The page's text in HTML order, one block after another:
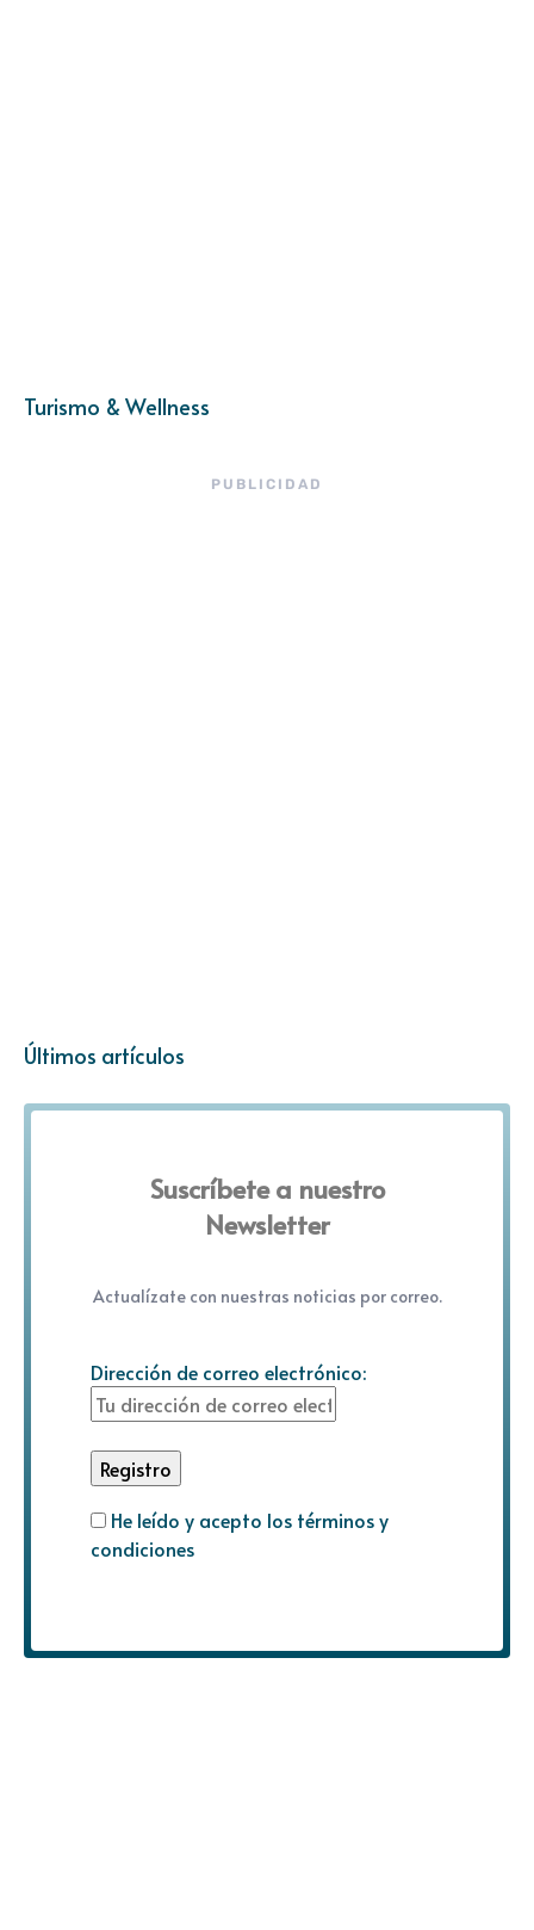
Turismo & Wellness
PUBLICIDAD
Últimos artículos
Suscríbete a nuestro
Newsletter
Actualízate con nuestras noticias por correo.
Dirección de correo electrónico:
He leído y acepto los términos y
condiciones